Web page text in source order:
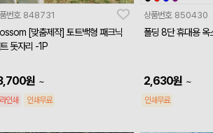
번호 848731
[맞춤제작] 토트백형 패크닉
돗자리 -1P
원 ~
인쇄 인쇄무료
상품번호 850430
폴딩 8단 휴대용 옥
2,630원 ~
인쇄무료